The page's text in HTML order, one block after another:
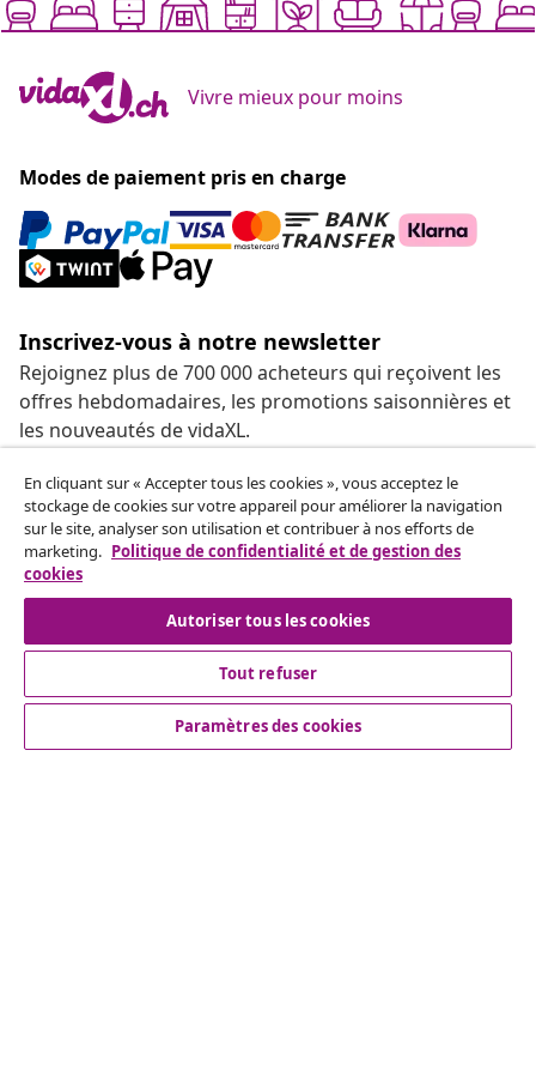
Vivre mieux pour moins
Modes de paiement pris en charge
Inscrivez-vous à notre newsletter
Rejoignez plus de 700 000 acheteurs qui reçoivent les
offres hebdomadaires, les promotions saisonnières et
les nouveautés de vidaXL.
Nos comptes de réseaux sociaux
Service Clients
Entreprises
En cliquant sur « Accepter tous les cookies », vous acceptez le
stockage de cookies sur votre appareil pour améliorer la navigation
sur le site, analyser son utilisation et contribuer à nos efforts de
marketing. Politique de confidentialité et de gestion des
cookies
Autoriser tous les cookies
Tout refuser
Paramètres des cookies